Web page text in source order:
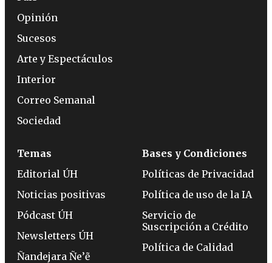
Opinión
Sucesos
Arte y Espectáculos
Interior
Correo Semanal
Sociedad
Temas
Editorial ÚH
Noticias positivas
Pódcast ÚH
Newsletters ÚH
Ñandejara Ñe’ẽ
Bases y Condiciones
Políticas de Privacidad
Política de uso de la IA
Servicio de
Suscripción a Crédito
Política de Calidad